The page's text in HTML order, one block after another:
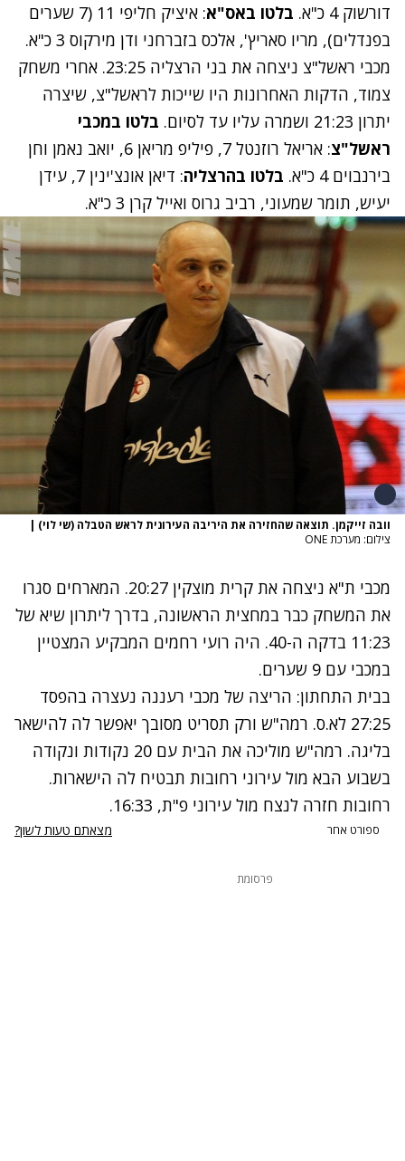
דורשוק 4 כ"א.
בלטו באס"א
: איציק חליפי 11 (7 שערים
בפנדלים), מריו סאריץ', אלכס בזברחני ודן מירקוס 3 כ"א.
מכבי ראשל"צ ניצחה את בני הרצליה 23:25. אחרי משחק
צמוד, הדקות האחרונות היו שייכות לראשל"צ, שיצרה
יתרון 21:23 ושמרה עליו עד לסיום.
בלטו במכבי
ראשל"צ
: אריאל רוזנטל 7, פיליפ מריאן 6, יואב נאמן וחן
בירנבוים 4 כ"א.
בלטו בהרצליה
: דיאן אונצ'ינין 7, עידן
יעיש, תומר שמעוני, רביב גרוס ואייל קרן 3 כ"א.
וובה זייקמן. תוצאה שהחזירה את היריבה העירונית לראש הטבלה (שי לוי) |
צילום: מערכת ONE
מכבי ת"א ניצחה את קרית מוצקין 20:27. המארחים סגרו
את המשחק כבר במחצית הראשונה, בדרך ליתרון שיא של
11:23 בדקה ה-40. היה רועי רחמים המבקיע המצטיין
במכבי עם 9 שערים.
בבית התחתון: הריצה של מכבי רעננה נעצרה בהפסד
27:25 לא.ס. רמה"ש ורק תסריט מסובך יאפשר לה להישאר
בליגה. רמה"ש מוליכה את הבית עם 20 נקודות ונקודה
בשבוע הבא מול עירוני רחובות תבטיח לה הישארות.
רחובות חזרה לנצח מול עירוני פ"ת, 16:33.
ספורט אחר מצאתם טעות לשון?
פרסומת